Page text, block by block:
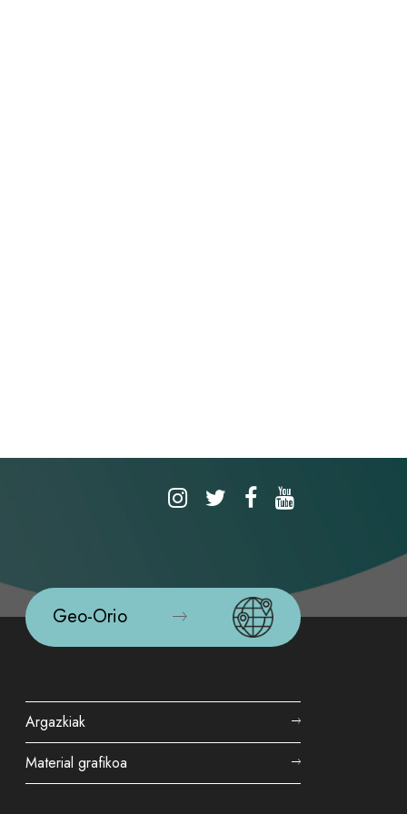
Geo-Orio
Argazkiak
Material grafikoa